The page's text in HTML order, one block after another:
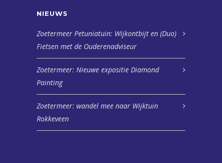
NIEUWS
Zoetermeer Petuniatuin: Wijkontbijt en (Duo)
Fietsen met de Ouderenadviseur
Zoetermeer: Nieuwe expositie Diamond
Painting
Zoetermeer: wandel mee naar Wijktuin
Rokkeveen